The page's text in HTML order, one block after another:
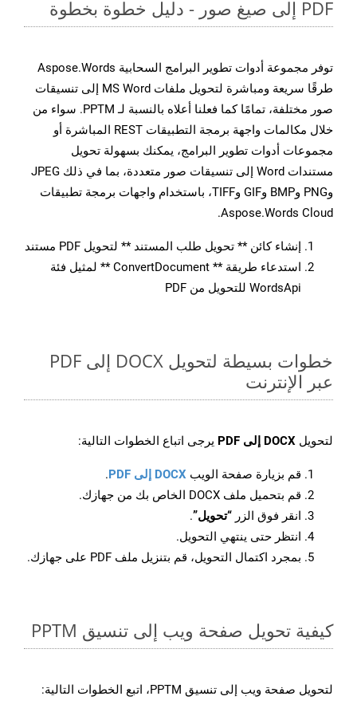
PDF إلى صيغ صور - دليل خطوة بخطوة
توفر مجموعة أدوات تطوير البرامج السحابية Aspose.Words
طرقًا سريعة ومباشرة لتحويل ملفات MS Word إلى تنسيقات
صور مختلفة، تمامًا كما فعلنا أعلاه بالنسبة لـ PPTM. سواء من
خلال مكالمات واجهة برمجة التطبيقات REST المباشرة أو
مجموعات أدوات تطوير البرامج، يمكنك بسهولة تحويل
مستندات Word إلى تنسيقات صور متعددة، بما في ذلك JPEG
وPNG وBMP وGIF وTIFF، باستخدام واجهات برمجة تطبيقات
Aspose.Words Cloud.
إنشاء كائن ** تحويل طلب المستند ** لتحويل PDF مستند
استدعاء طريقة ** ConvertDocument ** لمثيل فئة
WordsApi للتحويل من PDF
خطوات بسيطة لتحويل DOCX إلى PDF
عبر الإنترنت
لتحويل DOCX إلى PDF يرجى اتباع الخطوات التالية:
قم بزيارة صفحة الويب DOCX إلى PDF
.
قم بتحميل ملف DOCX الخاص بك من جهازك.
انقر فوق الزر “تحويل”.
انتظر حتى ينتهي التحويل.
بمجرد اكتمال التحويل، قم بتنزيل ملف PDF على جهازك.
كيفية تحويل صفحة ويب إلى تنسيق PPTM
لتحويل صفحة ويب إلى تنسيق PPTM، اتبع الخطوات التالية: